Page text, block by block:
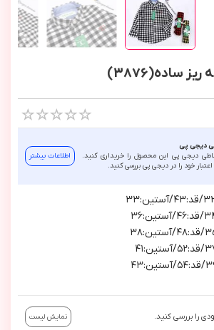
ساده(3876)
دیجی پی
دیجی پی این محصول را خریداری کنید.
خود را در دیجی پی بررسی کنید.
اطلاعات بیشتر
را بررسی کنید. نمایش لیست